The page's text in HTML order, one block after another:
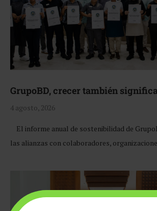
GrupoBD, crecer también
4 agosto, 2026
El informe anual de sostenibilidad de
las alianzas con colaboradores,